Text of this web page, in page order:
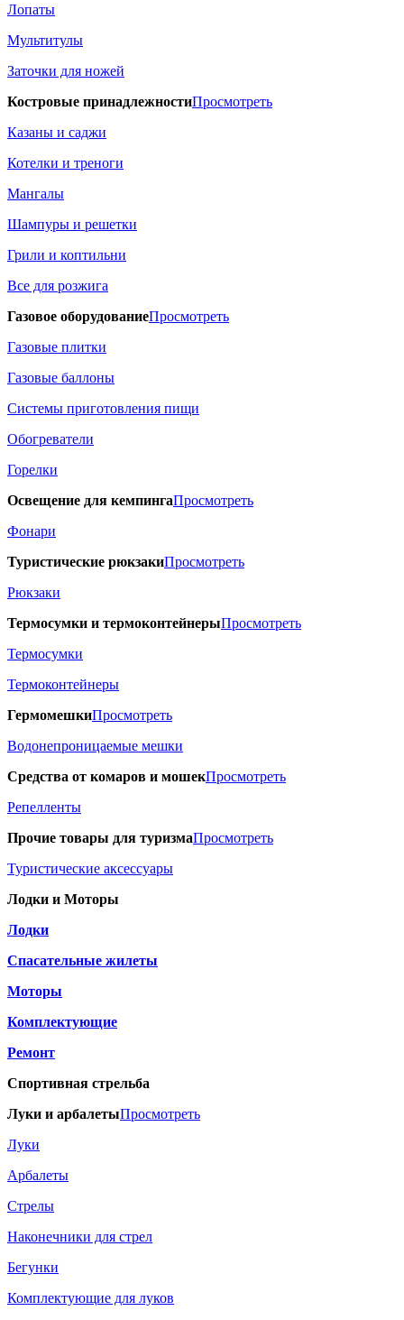
Лопаты
Мультитулы
Заточки для ножей
Костровые принадлежностиПросмотреть
Казаны и саджи
Котелки и треноги
Мангалы
Шампуры и решетки
Грили и коптильни
Все для розжига
Газовое оборудованиеПросмотреть
Газовые плитки
Газовые баллоны
Системы приготовления пищи
Обогреватели
Горелки
Освещение для кемпингаПросмотреть
Фонари
Туристические рюкзакиПросмотреть
Рюкзаки
Термосумки и термоконтейнерыПросмотреть
Термосумки
Термоконтейнеры
ГермомешкиПросмотреть
Водонепроницаемые мешки
Средства от комаров и мошекПросмотреть
Репелленты
Прочие товары для туризмаПросмотреть
Туристические аксессуары
Лодки и Моторы
Лодки
Спасательные жилеты
Моторы
Комплектующие
Ремонт
Спортивная стрельба
Луки и арбалетыПросмотреть
Луки
Арбалеты
Стрелы
Наконечники для стрел
Бегунки
Комплектующие для луков